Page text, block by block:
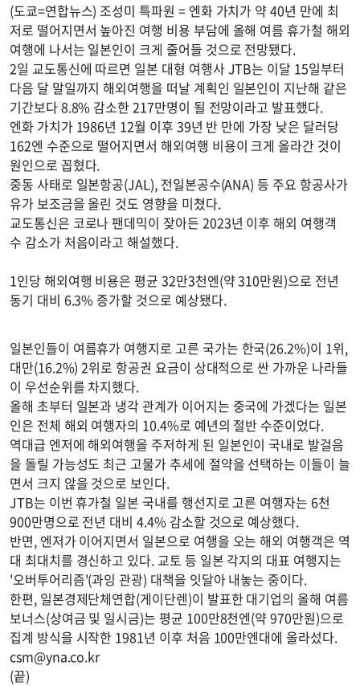
(도쿄=연합뉴스) 조성미 특파원 = 엔화 가치가 약 40년 만에 최
저로 떨어지면서 높아진 여행 비용 부담에 올해 여름 휴가철 해외
여행에 나서는 일본인이 크게 줄어들 것으로 전망됐다.
2일 교도통신에 따르면 일본 대형 여행사 JTB는 이달 15일부터
다음 달 말일까지 해외여행을 떠날 계획인 일본인이 지난해 같은
기간보다 8.8% 감소한 217만명이 될 전망이라고 발표했다.
엔화 가치가 1986년 12월 이후 39년 반 만에 가장 낮은 달러당
162엔 수준으로 떨어지면서 해외여행 비용이 크게 올라간 것이
원인으로 꼽혔다.
중동 사태로 일본항공(JAL), 전일본공수(ANA) 등 주요 항공사가
유가 보조금을 올린 것도 영향을 미쳤다.
교도통신은 코로나 팬데믹이 잦아든 2023년 이후 해외 여행객
수 감소가 처음이라고 해설했다.
1인당 해외여행 비용은 평균 32만3천엔(약 310만원)으로 전년
동기 대비 6.3% 증가할 것으로 예상됐다.
일본인들이 여름휴가 여행지로 고른 국가는 한국(26.2%)이 1위,
대만(16.2%) 2위로 항공권 요금이 상대적으로 싼 가까운 나라들
이 우선순위를 차지했다.
올해 초부터 일본과 냉각 관계가 이어지는 중국에 가겠다는 일본
인은 전체 해외 여행자의 10.4%로 예년의 절반 수준이었다.
역대급 엔저에 해외여행을 주저하게 된 일본인이 국내로 발걸음
을 돌릴 가능성도 최근 고물가 추세에 절약을 선택하는 이들이 늘
면서 크지 않을 것으로 보인다.
JTB는 이번 휴가철 일본 국내를 행선지로 고른 여행자는 6천
900만명으로 전년 대비 4.4% 감소할 것으로 예상했다.
반면, 엔저가 이어지면서 일본으로 여행을 오는 해외 여행객은 역
대 최대치를 경신하고 있다. 교토 등 일본 각지의 대표 여행지는
'오버투어리즘'(과잉 관광) 대책을 잇달아 내놓는 중이다.
한편, 일본경제단체연합(게이단렌)이 발표한 대기업의 올해 여름
보너스(상여금 및 일시금)는 평균 100만8천엔(약 970만원)으로
집계 방식을 시작한 1981년 이후 처음 100만엔대에 올라섰다.
csm@yna.co.kr
(끝)